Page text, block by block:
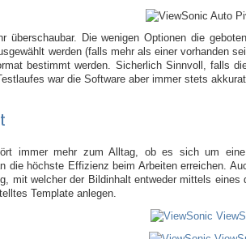
überschaubar. Die wenigen Optionen die
werden (falls mehr als einer vorhanden
bestimmt werden. Sicherlich Sinnvoll, falls
war die Software aber immer stets akkurat.
immer mehr zum Alltag, ob es sich um
die höchste Effizienz beim Arbeiten erreichen.
mit welcher der Bildinhalt entweder mittels
Template anlegen.